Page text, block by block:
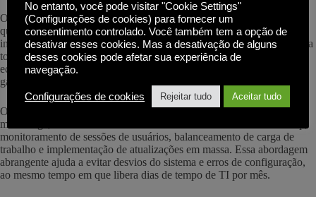
Os desktops virtuais na nuvem eliminam essa ineficiência, permitindo
que a equipe de TI execute essas tarefas essenciais uma vez, na
imagem do servidor, com as alterações refletidas automaticamente para
todos os usuários simultaneamente. Essa abordagem centralizada
economiza muito tempo, evita atrasos na aplicação de patches e
garante uma conformidade consistente em toda a organização.
O console baseado na Web da Inuvika leva essa simplificação ainda
mais longe, fornecendo controle unificado sobre modelos de desktop,
monitoramento de sessões de usuários, balanceamento de carga de
trabalho e implementação de atualizações em massa. Essa abordagem
abrangente ajuda a evitar desvios do sistema e erros de configuração,
ao mesmo tempo em que libera dias de tempo de TI por mês.
No entanto, você pode visitar "Cookie Settings"
(Configurações de cookies) para fornecer um
consentimento controlado. Você também tem a opção de
desativar esses cookies. Mas a desativação de alguns
desses cookies pode afetar sua experiência de
navegação.
Configurações de cookies Rejeitar tudo Aceitar tudo